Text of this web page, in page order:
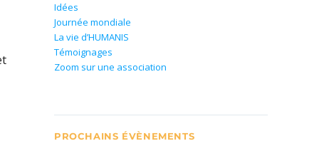
Idées
Journée mondiale
La vie d’HUMANIS
Témoignages
Zoom sur une association
PROCHAINS ÉVÈNEMENTS